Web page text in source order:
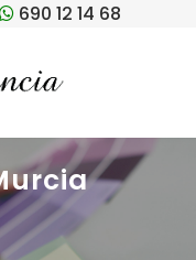
690 12 14 68